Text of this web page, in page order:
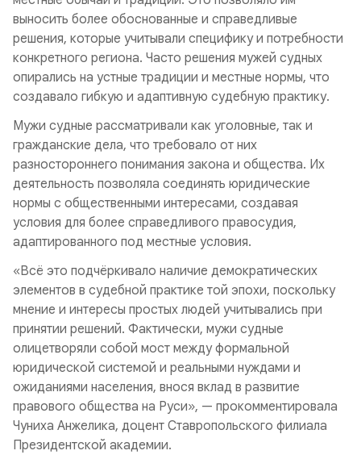
выносить более обоснованные и справедливые
решения, которые учитывали специфику и потребности
конкретного региона. Часто решения мужей судных
опирались на устные традиции и местные нормы, что
создавало гибкую и адаптивную судебную практику.
Мужи судные рассматривали как уголовные, так и
гражданские дела, что требовало от них
разностороннего понимания закона и общества. Их
деятельность позволяла соединять юридические
нормы с общественными интересами, создавая
условия для более справедливого правосудия,
адаптированного под местные условия.
«Всё это подчёркивало наличие демократических
элементов в судебной практике той эпохи, поскольку
мнение и интересы простых людей учитывались при
принятии решений. Фактически, мужи судные
олицетворяли собой мост между формальной
юридической системой и реальными нуждами и
ожиданиями населения, внося вклад в развитие
правового общества на Руси», — прокомментировала
Чуниха Анжелика, доцент Ставропольского филиала
Президентской академии.